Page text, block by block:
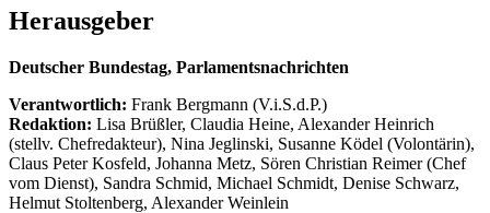
Herausgeber
Deutscher Bundestag, Parlamentsnachrichten
Verantwortlich: Frank Bergmann (V.i.S.d.P.)
Redaktion: Lisa Brüßler, Claudia Heine, Alexander Heinrich
(stellv. Chefredakteur), Nina Jeglinski, Susanne Ködel (Volontärin),
Claus Peter Kosfeld, Johanna Metz, Sören Christian Reimer (Chef
vom Dienst), Sandra Schmid, Michael Schmidt, Denise Schwarz,
Helmut Stoltenberg, Alexander Weinlein